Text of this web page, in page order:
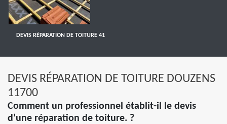
DEVIS RÉPARATION DE TOITURE 41
DEVIS RÉPARATION DE TOITURE DOUZENS
11700
Comment un professionnel établit-il le devis
d’une réparation de toiture. ?